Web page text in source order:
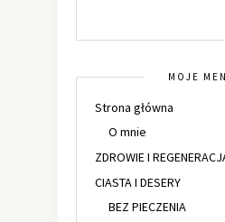
MOJE
Strona główna
O mnie
ZDROWIE I
CIASTA I DESERY
BEZ PIECZENIA